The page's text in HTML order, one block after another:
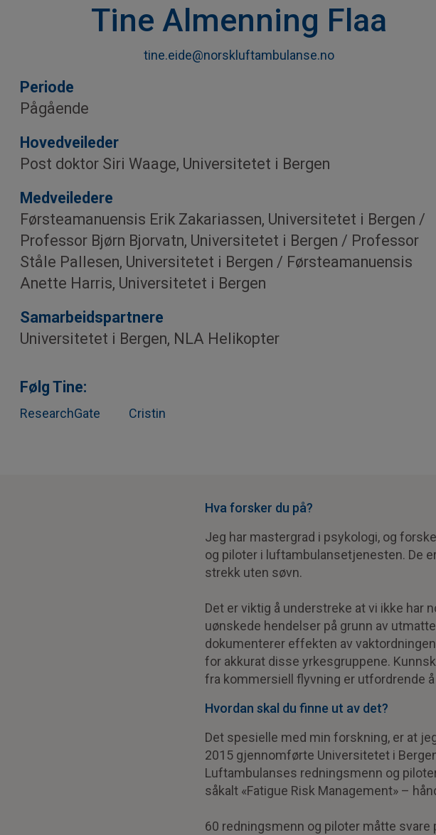
Tine Almenning Flaa
tine.eide@norskluftambulanse.no
Periode
Pågående
Hovedveileder
Post doktor Siri Waage, Universitetet i Bergen
Medveiledere
Førsteamanuensis Erik Zakariassen, Universitetet i Bergen /
Professor Bjørn Bjorvatn, Universitetet i Bergen / Professor
Ståle Pallesen, Universitetet i Bergen / Førsteamanuensis
Anette Harris, Universitetet i Bergen
Samarbeids­partnere
Universitetet i Bergen, NLA Helikopter
Følg Tine:
ResearchGate Cristin
Hva forsker du på?
Jeg har mastergrad i psykologi, og
og piloter i luftambulansetjenesten. De
strekk uten søvn.
Det er viktig å understreke at vi ikke har
uønskede hendelser på grunn av
dokumenterer effekten av
for akkurat disse yrkesgruppene.
fra kommersiell flyvning er utfordrende
Hvordan skal du finne ut av det?
Det spesielle med min forskning, er at
2015 gjennomførte Universitetet i
Luftambulanses redningsmenn og
såkalt «Fatigue Risk Management» –
60 redningsmenn og piloter måtte